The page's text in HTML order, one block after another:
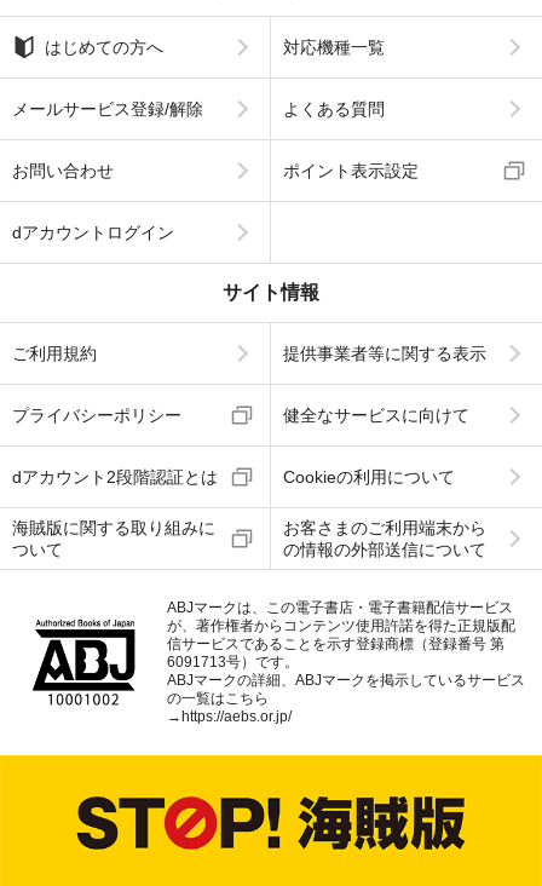
はじめての方へ 対応機種一覧
メールサービス登録/解除 よくある質問
お問い合わせ ポイント表示設定
dアカウントログイン
サイト情報
ご利用規約 提供事業者等に関する表示
プライバシーポリシー 健全なサービスに向けて
dアカウント2段階認証とは Cookieの利用について
海賊版に関する取り組みに
ついて
お客さまのご利用端末から
の情報の外部送信について
ABJマークは、この電子書店・電子書籍配信サービス
が、著作権者からコンテンツ使用許諾を得た正規版配
信サービスであることを示す登録商標（登録番号 第
6091713号）です。
ABJマークの詳細、ABJマークを掲示しているサービス
の一覧はこちら
→ https://aebs.or.jp/